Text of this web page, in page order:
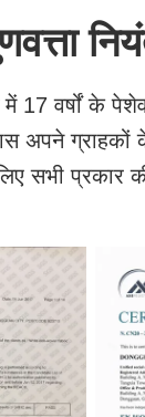
में 17 वर्षों के
अपने ग्राहकों
सभी प्रकार